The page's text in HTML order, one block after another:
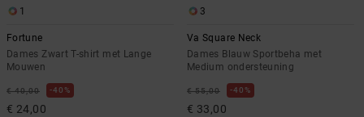
1
Fortune
Dames Zwart T-shirt met Lange
Mouwen
€ 40,00 40%
€ 24,00
3
Va Square Neck
Dames Blauw Sportbeha met
Medium ondersteuning
€ 55,00 40%
€ 33,00